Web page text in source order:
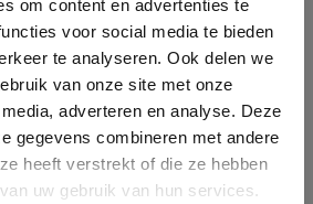
om content en advertenties te
voor social media te bieden
te analyseren. Ook delen we
van onze site met onze
adverteren en analyse. Deze
gegevens combineren met andere
heeft verstrekt of die ze hebben
uw gebruik van hun services.
administrator.
gebruikt cookies om de
te verbeteren. Door
van onze website geeft u
voor alle cookies in
met ons cookiebeleid.Lees
verder
ALLES ACCEPTEREN